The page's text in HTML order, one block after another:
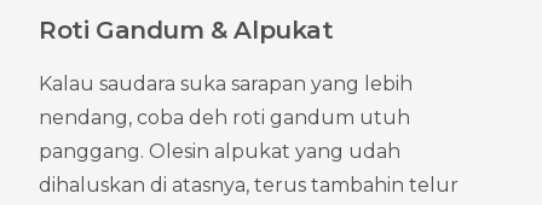
Roti Gandum & Alpukat
Kalau saudara suka sarapan yang lebih
nendang, coba deh roti gandum utuh
panggang. Olesin alpukat yang udah
dihaluskan di atasnya, terus tambahin telur